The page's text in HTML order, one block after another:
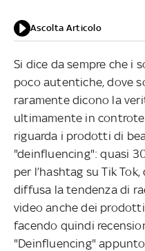
Ascolta Articolo
Si dice da sempre che i
poco autentiche, dove
raramente dicono la
ultimamente in
riguarda i prodotti di
"deinfluencing": quasi
per l’hashtag su Tik
diffusa la tendenza di
video anche dei
facendo quindi
"Deinfluencing"